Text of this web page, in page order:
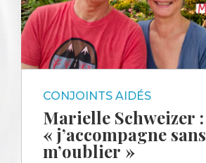
CONJOINTS AIDÉS
Marielle Schweizer :
« j’accompagne sans
m’oublier »